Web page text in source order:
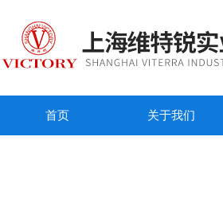
首页 关于我们